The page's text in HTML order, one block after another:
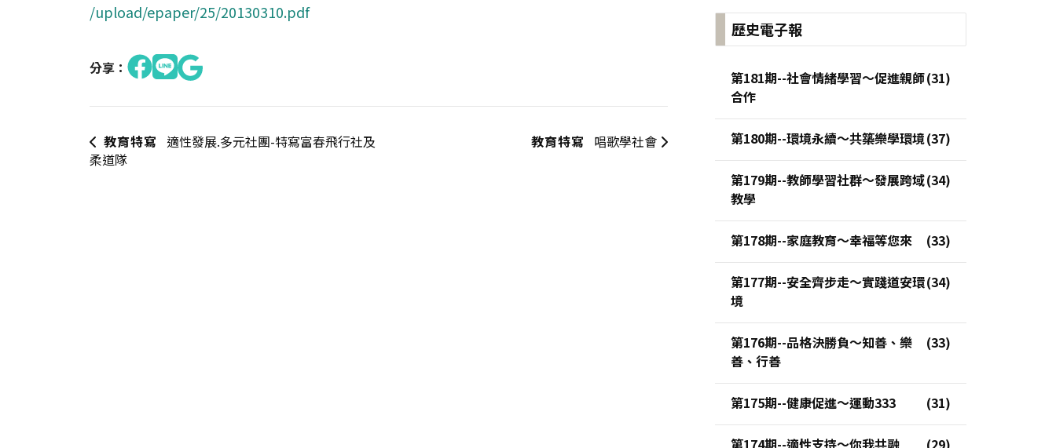
/upload/epaper/25/20130310.pdf
分享：
教育特寫
適性發展.多元社團-特寫富春飛行社及
柔道隊
教育特寫 唱歌學社會
歷史電子報
第181期--社會情緒學習～促進親師
合作
第180期--環境永續～共築樂學環境
第179期--教師學習社群～發展跨域
教學
第178期--家庭教育～幸福等您來
第177期--安全齊步走～實踐道安環
境
第176期--品格決勝負～知善、樂
善、行善
第175期--健康促進～運動333
第174期--適性支持～你我共融